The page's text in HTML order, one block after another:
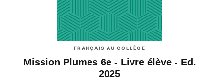
FRANÇAIS AU COLLÈGE
Mission Plumes 6e - Livre élève - Ed.
2025